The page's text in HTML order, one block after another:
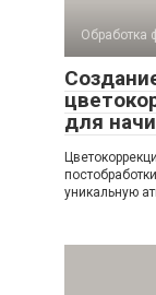
Обработка
для
уникальную